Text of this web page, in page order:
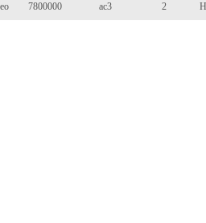
7800000 ac3 2